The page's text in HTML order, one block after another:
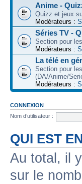
Anime -
Quizz et jeux
Modérateurs :
Séries TV -
Section pour
Modérateurs :
La télé en
Section pour
(DA/Anime/
Modérateurs :
CONNEXION
Nom d’utilisateur :
QUI EST
Au total, il
sur le